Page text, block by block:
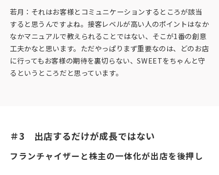
若月：それはお客様とコミュニケーションするところが該当
すると思うんですよね。接客レベルが高い人のポイントはなか
なかマニュアルで教えられることではない、そこが1番の創意
工夫かなと思います。ただやっぱりまず重要なのは、どのお店
に行ってもお客様の期待を裏切らない、SWEETをちゃんと守
るというところだと思っています。
＃3　出店するだけが成長ではない
フランチャイザーと株主の一体化が出店を後押し